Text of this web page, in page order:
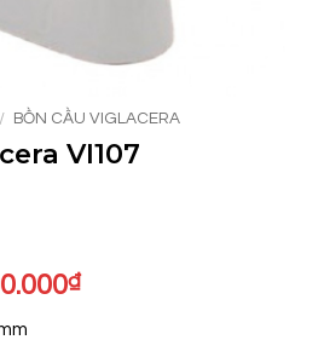
/ BỒN CẦU VIGLACERA
VI107
₫Giá